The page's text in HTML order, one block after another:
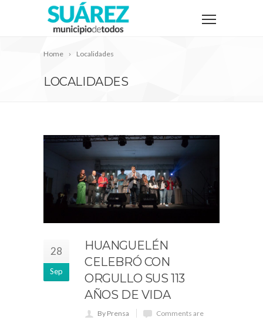
Home Localidades
LOCALIDADES
28
Sep
HUANGUELÉN
CELEBRÓ CON
ORGULLO SUS 113
AÑOS DE VIDA
By Prensa
Comments are